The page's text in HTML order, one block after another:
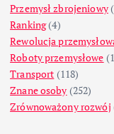
Przemysł zbrojeniowy
Ranking(4)
Rewolucja
Roboty przemysłowe
Transport (118)
Znane osoby (252)
Zrównoważony rozwój